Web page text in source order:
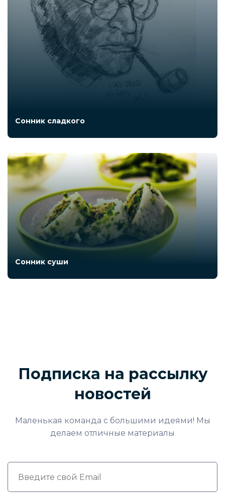
Сонник сладкого
Сонник суши
Подписка на рассылку
новостей
Маленькая команда с большими идеями! Мы
делаем отличные материалы